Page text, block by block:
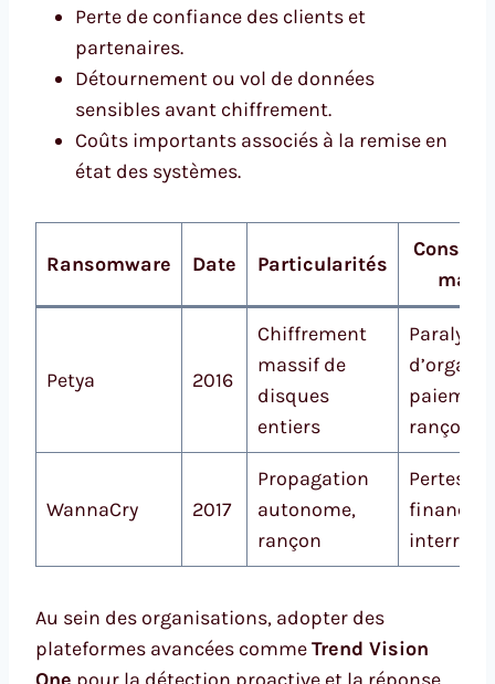
Perte de confiance des clients et
partenaires.
Détournement ou vol de données
sensibles avant chiffrement.
Coûts importants associés à la remise en
état des systèmes.
Ransomware Date Particularités
Petya 2016
Chiffrement
massif de
disques
entiers
Paralysie
rançon
WannaCry 2017
Propagation
autonome,
rançon
Pertes
Au sein des organisations, adopter des
plateformes avancées commeTrend Vision